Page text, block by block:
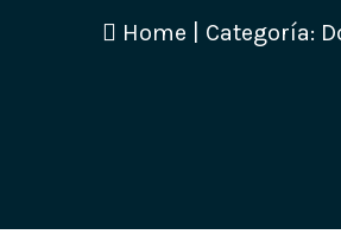
Home Categoría: